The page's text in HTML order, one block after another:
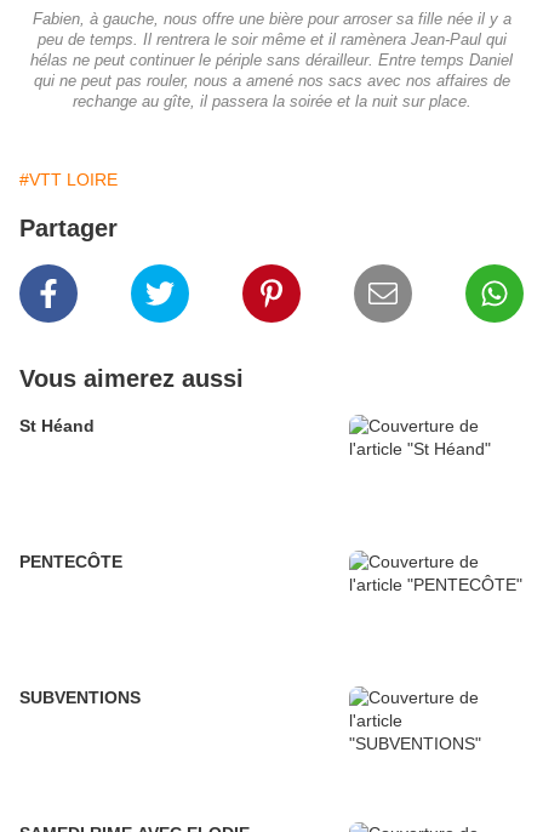
Fabien, à gauche, nous offre une bière pour arroser sa fille née il y a
peu de temps. Il rentrera le soir même et il ramènera Jean-Paul qui
hélas ne peut continuer le périple sans dérailleur. Entre temps Daniel
qui ne peut pas rouler, nous a amené nos sacs avec nos affaires de
rechange au gîte, il passera la soirée et la nuit sur place.
#VTT LOIRE
Partager
Vous aimerez aussi
St Héand
PENTECÔTE
SUBVENTIONS